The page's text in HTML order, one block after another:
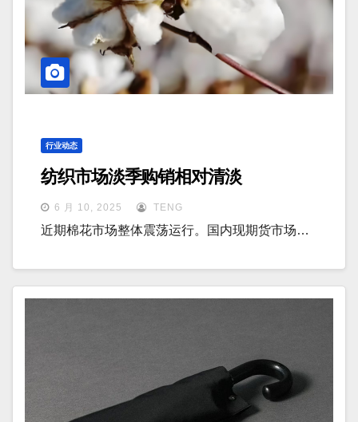
行业动态
纺织市场淡季购销相对清淡
6 月 10, 2025 TENG
近期棉花市场整体震荡运行。国内现期货市场…